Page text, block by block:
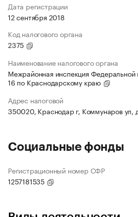
Дата регистрации
12 сентября 2018
Код налогового органа
2375
Наименование налогового органа
Межрайонная инспекция
16 по Краснодарскому краю
Адрес налоговой
350020, Краснодар г, Коммунаров ул,
Социальные фонды
Регистрационный номер СФР
1257181535